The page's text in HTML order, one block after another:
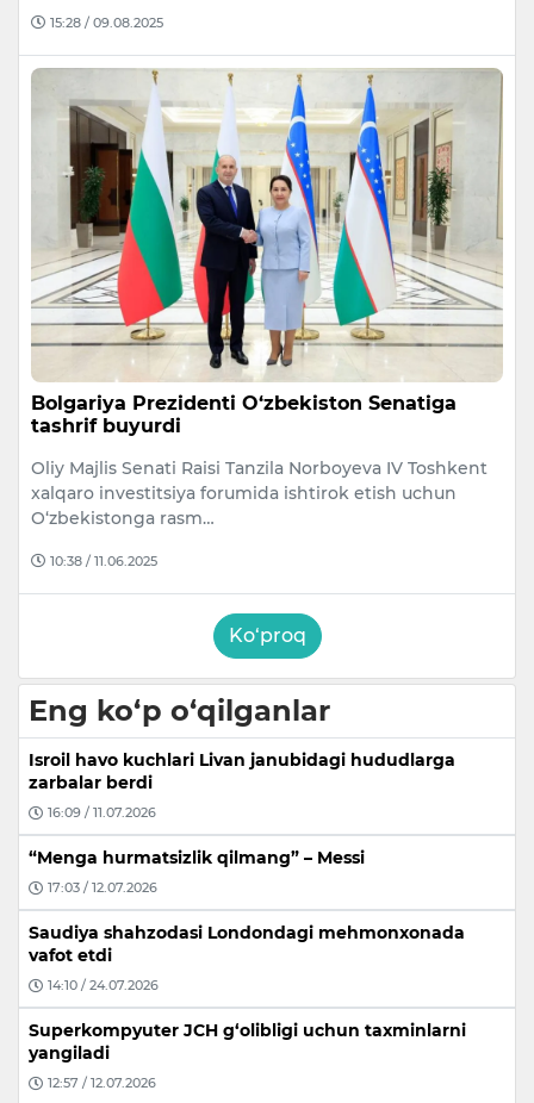
15:28 / 09.08.2025
Bolgariya Prezidenti O‘zbekiston Senatiga
tashrif buyurdi
Oliy Majlis Senati Raisi Tanzila Norboyeva IV Toshkent
xalqaro investitsiya forumida ishtirok etish uchun
O‘zbekistonga rasm…
10:38 / 11.06.2025
Ko‘proq
Eng ko‘p o‘qilganlar
Isroil havo kuchlari Livan janubidagi hududlarga
zarbalar berdi
16:09 / 11.07.2026
“Menga hurmatsizlik qilmang” – Messi
17:03 / 12.07.2026
Saudiya shahzodasi Londondagi mehmonxonada
vafot etdi
14:10 / 24.07.2026
Superkompyuter JCH g‘olibligi uchun taxminlarni
yangiladi
12:57 / 12.07.2026